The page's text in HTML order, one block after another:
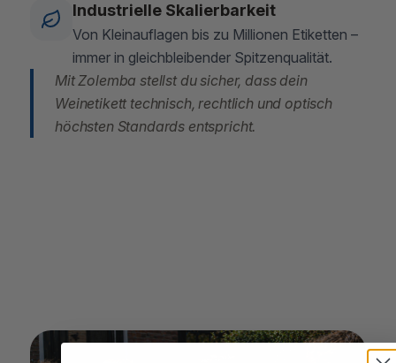
Industrielle Skalierbarkeit
Von Kleinauflagen bis zu Millionen Etiketten –
immer in gleichbleibender Spitzenqualität.
Mit Zolemba stellst du sicher, dass dein
Weinetikett technisch, rechtlich und optisch
höchsten Standards entspricht.